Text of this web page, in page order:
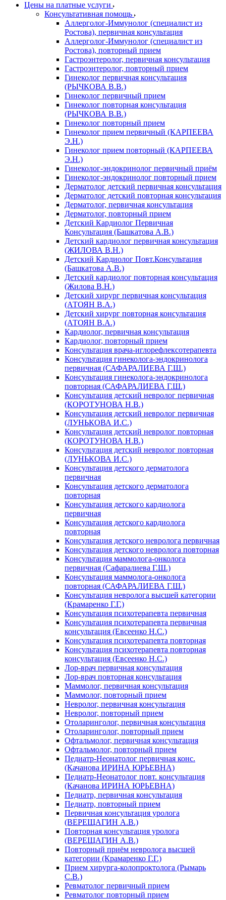
Цены на платные услуги
Консультативная помощь
Аллерголог-Иммунолог (специалист из
Ростова), первичная консультация
Аллерголог-Иммунолог (специалист из
Ростова), повторный прием
Гастроэнтеролог, первичная консультация
Гастроэнтеролог, повторный прием
Гинеколог первичная консультация
(РЫЧКОВА В.В.)
Гинеколог первичный прием
Гинеколог повторная консультация
(РЫЧКОВА В.В.)
Гинеколог повторный прием
Гинеколог прием первичный (КАРПЕЕВА
Э.Н.)
Гинеколог прием повторный (КАРПЕЕВА
Э.Н.)
Гинеколог-эндокринолог первичный приём
Гинеколог-эндокринолог повторный прием
Дерматолог детский первичная консультация
Дерматолог детский повторная консультация
Дерматолог, первичная консультация
Дерматолог, повторный прием
Детский Кардиолог Первичная
Консультация (Башкатова А.В.)
Детский кардиолог первичная консультация
(ЖИЛОВА В.Н.)
Детский Кардиолог Повт.Консультация
(Башкатова А.В.)
Детский кардиолог повторная консультация
(Жилова В.Н.)
Детский хирург первичная консультация
(АТОЯН В.А.)
Детский хирург повторная консультация
(АТОЯН В.А.)
Кардиолог, первичная консультация
Кардиолог, повторный прием
Консультация врача-иглорефлексотерапевта
Консультация гинеколога-эндокринолога
первичная (САФАРАЛИЕВА Г.Ш.)
Консультация гинеколога-эндокринолога
повторная (САФАРАЛИЕВА Г.Ш.)
Консультация детский невролог первичная
(КОРОТУНОВА Н.В.)
Консультация детский невролог первичная
(ЛУНЬКОВА И.С.)
Консультация детский невролог повторная
(КОРОТУНОВА Н.В.)
Консультация детский невролог повторная
(ЛУНЬКОВА И.С.)
Консультация детского дерматолога
первичная
Консультация детского дерматолога
повторная
Консультация детского кардиолога
первичная
Консультация детского кардиолога
повторная
Консультация детского невролога первичная
Консультация детского невролога повторная
Консультация маммолога-онколога
первичная (Сафаралиева Г.Ш.)
Консультация маммолога-онколога
повторная (САФАРАЛИЕВА Г.Ш.)
Консультация невролога высшей категории
(Крамаренко Г.Г.)
Консультация психотерапевта первичная
Консультация психотерапевта первичная
консультация (Евсеенко Н.С.)
Консультация психотерапевта повторная
Консультация психотерапевта повторная
консультация (Евсеенко Н.С.)
Лор-врач первичная консультация
Лор-врач повторная консультация
Маммолог, первичная консультация
Маммолог, повторный прием
Невролог, первичная консультация
Невролог, повторный прием
Отоларинголог, первичная консультация
Отоларинголог, повторный прием
Офтальмолог, первичная консультация
Офтальмолог, повторный прием
Педиатр-Неонатолог первичная конс.
(Качанова ИРИНА ЮРЬЕВНА)
Педиатр-Неонатолог повт. консультация
(Качанова ИРИНА ЮРЬЕВНА)
Педиатр, первичная консультация
Педиатр, повторный прием
Первичная консультация уролога
(ВЕРЕЩАГИН А.В.)
Повторная консультация уролога
(ВЕРЕЩАГИН А.В.)
Повторный приём невролога высшей
категории (Крамаренко Г.Г.)
Прием хирурга-колопроктолога (Рымарь
С.В.)
Ревматолог первичный прием
Ревматолог повторный прием